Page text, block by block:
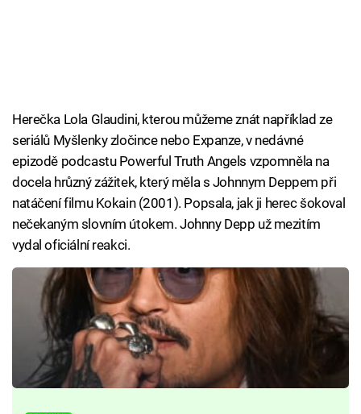
Herečka Lola Glaudini, kterou můžeme znát například ze
seriálů Myšlenky zločince nebo Expanze, v nedávné
epizodě podcastu Powerful Truth Angels vzpomněla na
docela hrůzný zážitek, který měla s Johnnym Deppem při
natáčení filmu Kokain (2001). Popsala, jak ji herec šokoval
nečekaným slovním útokem. Johnny Depp už mezitím
vydal oficiální reakci.